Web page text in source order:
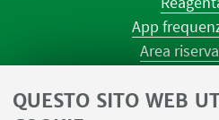
QUESTO SITO WEB
App
Area
Prenotazione